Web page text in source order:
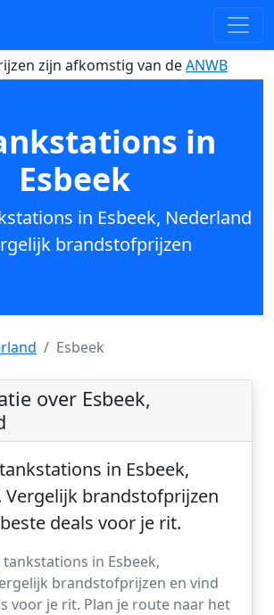
zijn afkomstig van deANWB
in
Esbeek
in Esbeek, Nederland
brandstofprijzen
Esbeek
over Esbeek,
in Esbeek,
Vergelijk brandstofprijzen
deals voor je rit.
in Esbeek,
brandstofprijzen en vind
voor je rit. Plan je route naar het